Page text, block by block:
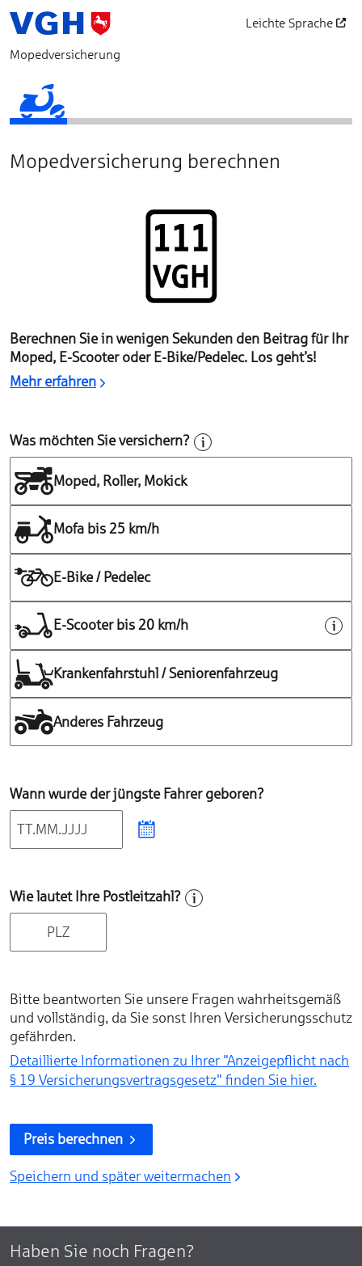
Leichte Sprache
Mopedversicherung
FahrzeugdatenProduktauswahlPersönliche Angaben
BetreuungVertragsgrundlagen
Abschluss
Mopedversicherung berechnen
Berechnen Sie in wenigen Sekunden den Beitrag für Ihr
Moped, E-Scooter oder E-Bike/Pedelec. Los geht’s!
Mehr erfahren
Was möchten Sie versichern?
Moped, Roller, Mokick
Mofa bis 25 km/h
E-Bike / Pedelec
E-Scooter bis 20 km/h
Krankenfahrstuhl / Seniorenfahrzeug
Anderes Fahrzeug
Wann wurde der jüngste Fahrer geboren?
Wie lautet Ihre Postleitzahl?
Bitte beantworten Sie unsere Fragen wahrheitsgemäß
und vollständig, da Sie sonst Ihren Versicherungsschutz
gefährden.
Detaillierte Informationen zu Ihrer "Anzeigepflicht nach
§ 19 Versicherungs­vertragsgesetz" finden Sie hier.
Preis berechnen
Speichern und später weitermachen
Haben Sie noch Fragen?